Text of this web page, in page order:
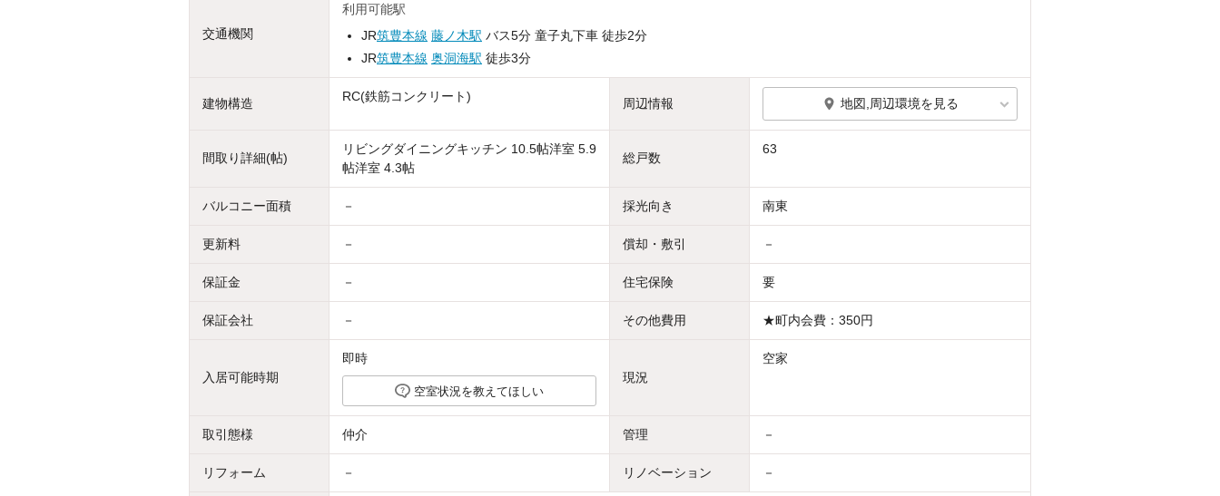
交通機関
利用可能駅
JR筑豊本線 藤ノ木駅 バス5分 童子丸下車 徒歩2分
JR筑豊本線 奥洞海駅 徒歩3分
建物構造 RC(鉄筋コンクリート) 周辺情報 地図,周辺環境を見る
間取り詳細(帖)
リビングダイニングキッチン 10.5帖洋室 5.9
帖洋室 4.3帖
総戸数
63
バルコニー面積 － 採光向き 南東
更新料 － 償却・敷引 －
保証金 － 住宅保険 要
保証会社 － その他費用 ★町内会費：350円
入居可能時期
即時
空室状況を教えてほしい
現況
空家
取引態様 仲介 管理 －
リフォーム － リノベーション －